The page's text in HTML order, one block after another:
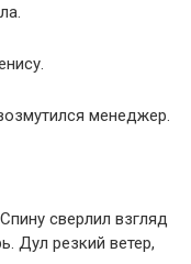
менеджер.
сверлил взгляд
Дул резкий ветер,